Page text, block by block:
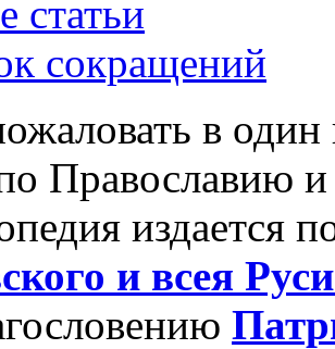
статьи
сокращений
в
Православию
издается
и всея